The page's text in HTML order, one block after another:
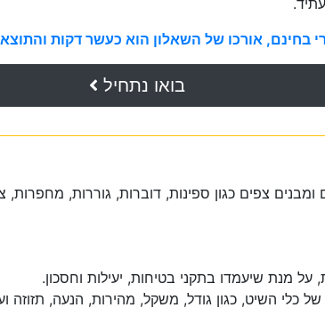
אורכו של השאלון הוא כעשר דקות
בואו נתחיל
צפים כגון ספינות, דוברות, גוררות, מחפרות,
על מנת שיעמדו בתקני בטיחות, יעילות וחסכון.
כלי השיט, כגון גודל, משקל, מהירות, הנעה, תזוזה